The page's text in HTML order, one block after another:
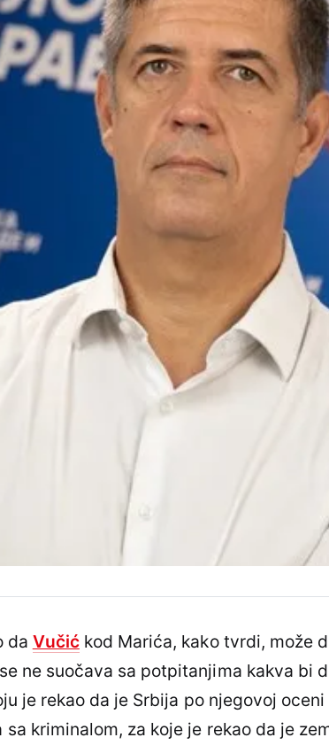
da Vučićkod Marića, kako tvrdi, može
ne suočava sa potpitanjima kakva bi
je rekao da je Srbija po njegovoj
sa kriminalom, za koje je rekao da je